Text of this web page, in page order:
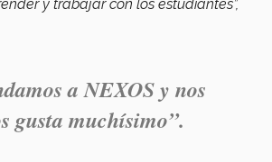
y trabajar con los estudiantes”,
a NEXOS y nos
gusta muchísimo”.